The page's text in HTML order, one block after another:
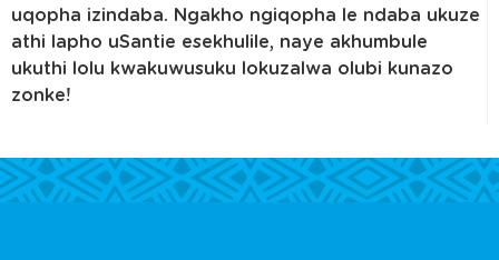
uqopha izindaba. Ngakho ngiqopha le ndaba ukuze
athi lapho uSantie esekhulile, naye akhumbule
ukuthi lolu kwakuwusuku lokuzalwa olubi kunazo
zonke!